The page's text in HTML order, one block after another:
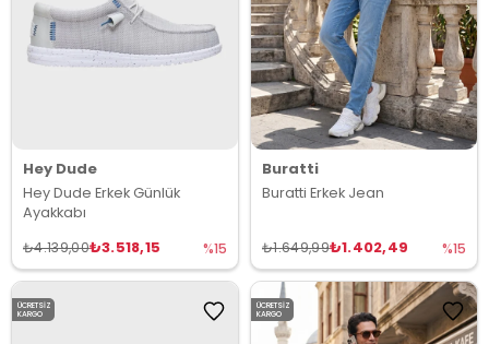
Hey Dude
Hey Dude Erkek Günlük
Ayakkabı
₺3.518,15
₺4.139,00 %15
Buratti
Buratti Erkek Jean
₺1.402,49
₺1.649,99 %15
ÜCRETSIZ
KARGO
ÜCRETSIZ
KARGO